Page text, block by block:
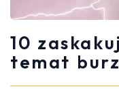
10
temat burz